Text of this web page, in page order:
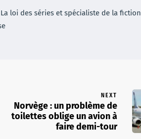
loi des séries et spécialiste de la fiction
NEXT
Norvège : un problème de
toilettes oblige un avion à
faire demi-tour